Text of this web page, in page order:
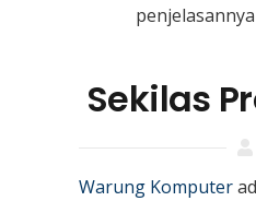
Sekilas
Warung Komputer